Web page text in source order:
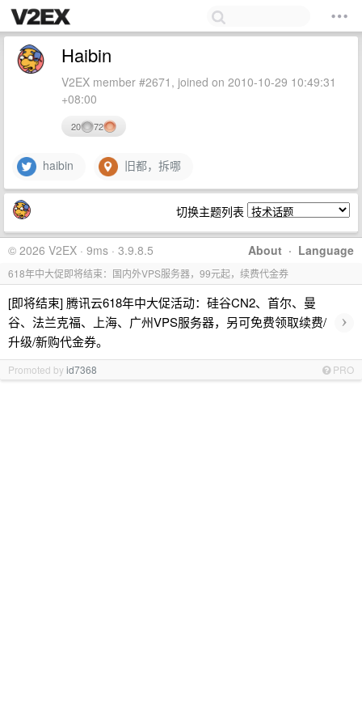
Haibin
V2EX member #2671, joined on 2010-10-29 10:49:31
+08:00
20 72
haibin 旧都，拆哪
切换主题列表
About · Language
© 2026 V2EX · 9ms · 3.9.8.5
618年中大促即将结束：国内外VPS服务器，99元起，续费代金券
[即将结束] 腾讯云618年中大促活动：硅谷CN2、首尔、曼
谷、法兰克福、上海、广州VPS服务器，另可免费领取续费/
升级/新购代金券。
›
Promoted byid7368 PRO